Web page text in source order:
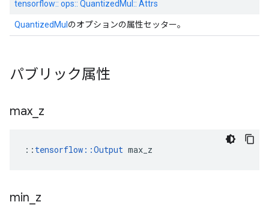
tensorflow:: ops:: QuantizedMul:: Attrs
QuantizedMul のオプションの属性セッター。
パブリック属性
max z
:: tensorflow::Output max_z
min z